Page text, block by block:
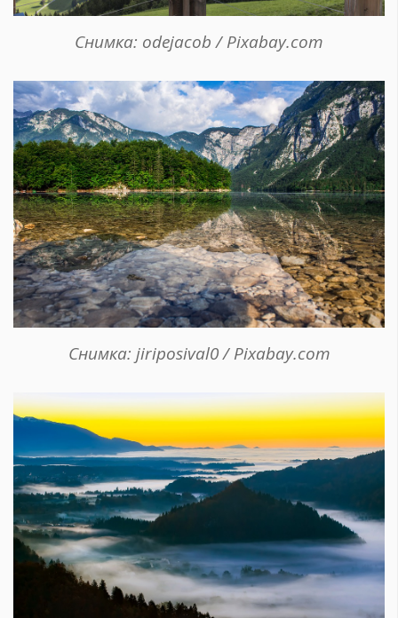
Снимка: odejacob / Pixabay.com
Снимка: jiriposival0 / Pixabay.com